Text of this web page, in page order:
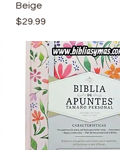
Beige
Precio
$29.99